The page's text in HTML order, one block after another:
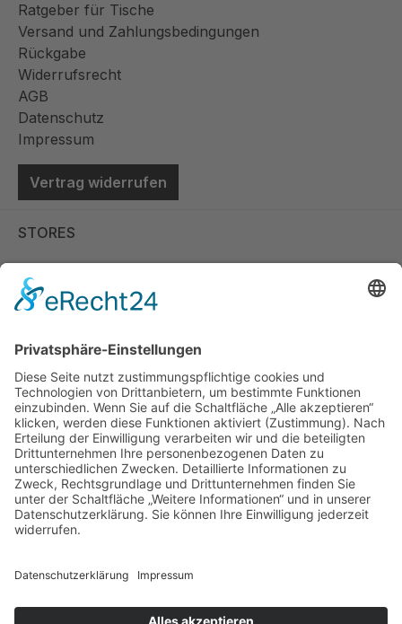
Ratgeber für Tische
Versand und Zahlungsbedingungen
Rückgabe
Widerrufsrecht
AGB
Datenschutz
Impressum
Vertrag widerrufen
STORES
Store Viernheim
Store Berlin
Handelspartner Köln
SICHERE BEZAHLUNG
ZUVERLÄSSIGER VERSAND